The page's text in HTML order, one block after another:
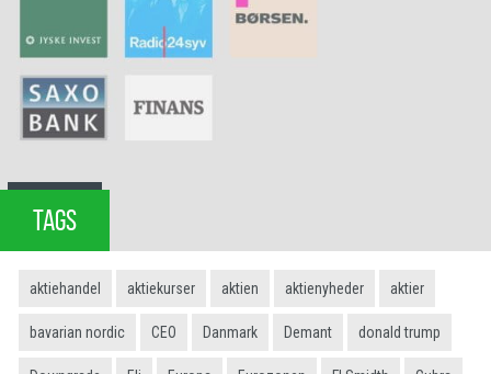
TAGS
aktiehandel aktiekurser aktien aktienyheder aktier
bavarian nordic CEO Danmark Demant donald trump